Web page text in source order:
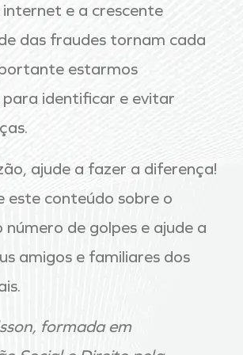
internet e a crescente
das fraudes tornam cada
estarmos
identificar e evitar
ajude a fazer a diferença!
este conteúdo sobre o
de golpes e ajude a
amigos e familiares dos
formada em